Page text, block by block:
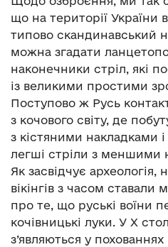
що на території України
типово скандинавський
можна згадати
наконечники стріл, які
із великими простими
Поступово ж Русь
з кочового світу, де
з кістяними накладками
легші стріли з меншими
Як засвідчує археологія,
вікінгів з часом
про те, що руські воїни
кочівницькі луки. У Х
з’являються у